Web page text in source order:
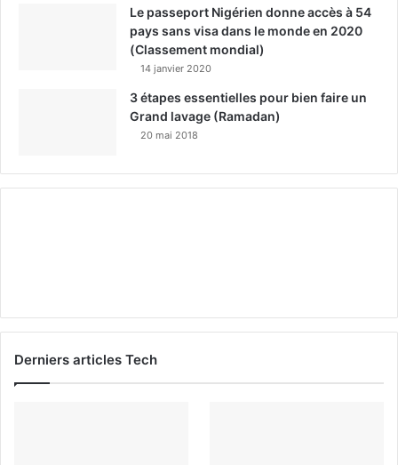
Le passeport Nigérien donne accès à 54
pays sans visa dans le monde en 2020
(Classement mondial)
14 janvier 2020
3 étapes essentielles pour bien faire un
Grand lavage (Ramadan)
20 mai 2018
Derniers articles Tech